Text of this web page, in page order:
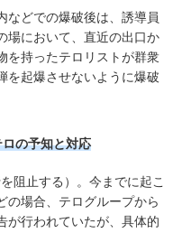
などでの爆破後は、誘導員
場において、直近の出口か
を持ったテロリストが群衆
を起爆させないように爆破
の予知と対応
阻止する）。今までに起こ
の場合、テログループから
が行われていたが、具体的